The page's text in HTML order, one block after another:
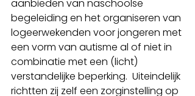
aanbieden van naschoolse
begeleiding en het organiseren van
logeerwekenden voor jongeren met
een vorm van autisme al of niet in
combinatie met een (licht)
verstandelijke beperking.  Uiteindelijk
richtten zij zelf een zorginstelling op